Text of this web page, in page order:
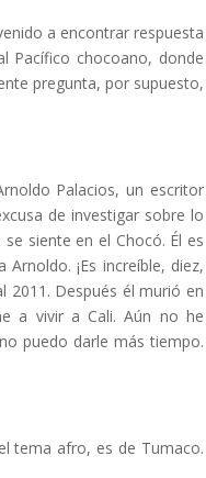
a encontrar respuesta
Pacífico chocoano, donde
pregunta, por supuesto,
Palacios, un escritor
de investigar sobre lo
siente en el Chocó. Él es
¡Es increíble, diez,
2011. Después él murió en
a vivir a Cali. Aún no he
puedo darle más tiempo.
tema afro, es de Tumaco.